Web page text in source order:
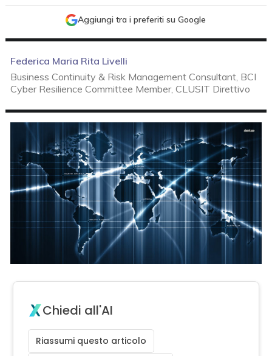
Aggiungi tra i preferiti su Google
Federica Maria Rita Livelli
Business Continuity & Risk Management Consultant, BCI
Cyber Resilience Committee Member, CLUSIT Direttivo
Chiedi all'AI
Riassumi questo articolo